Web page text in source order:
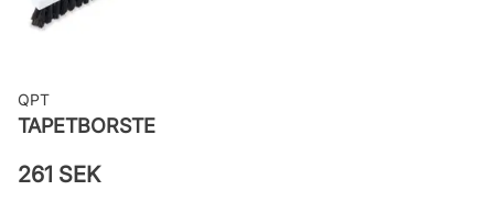
QPT
TAPETBORSTE
261 SEK